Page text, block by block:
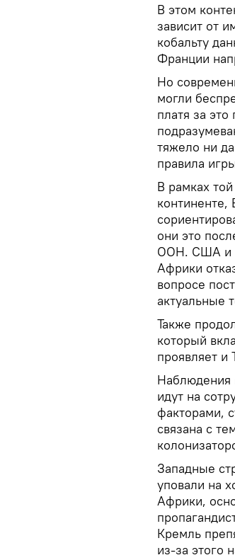
В этом
зависит от
кобальту
Франции
Но
могли
платя за
тяжело ни
правила
В рамках
континенте,
они это
ООН. США и
Африки
вопросе
актуальные
Также
который
проявляет и
Наблюдения
идут на
факторами,
связана с
Западные
уповали на
Африки,
Кремль
из-за этого